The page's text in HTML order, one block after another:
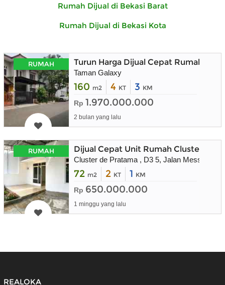
Rumah Dijual di Bekasi Barat
Rumah Dijual di Bekasi Kota
RUMAH Turun Harga Dijual Cepat Rumah 2
Taman Galaxy
160 m2 4 KT 3 KM
Rp 1.970.000.000
2 bulan yang lalu
RUMAH Dijual Cepat Unit Rumah Cluster De
Cluster de Pratama , D3 5, Jalan Mess AL
72 m2 2 KT 1 KM
Rp 650.000.000
1 minggu yang lalu
REALOKA